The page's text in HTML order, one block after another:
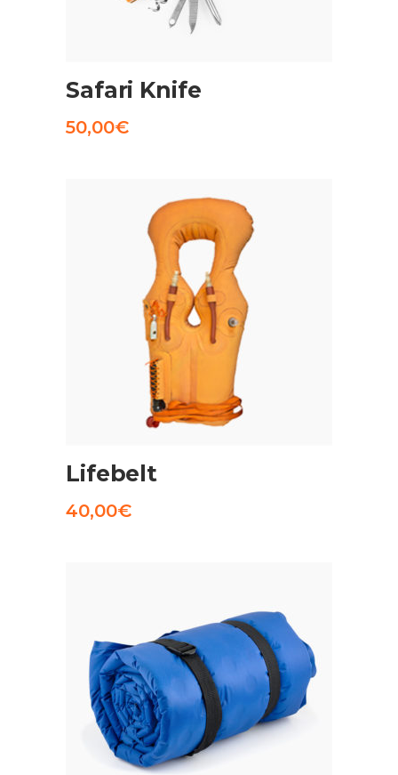
AGGIUNGI AL CARRELLO
Safari Knife
50,00€
AGGIUNGI AL CARRELLO
Lifebelt
40,00€